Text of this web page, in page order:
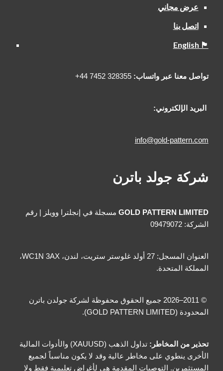
عرض مجاني
اتصل بنا
English 🏴󠁧󠁢󠁥󠁮󠁧󠁿
تواصل معنا عبر واتساب: 328355 7452 44+
البريد الإلكتروني:
info@gold-pattern.com
شركة جولد باترن
GOLD PATTERN LIMITED مسجلة في إنجلترا وويلز | رقم
الشركة: 09479072
العنوان المسجل: 27 أولد غلوستر ستريت، لندن، WC1N 3AX،
المملكة المتحدة.
© 2011–2026 جميع الحقوق محفوظة لشركة جولدن باترن
المحدودة (GOLD PATTERN LIMITED).
تحذير من المخاطر:
تداول الذهب (XAUUSD) والأدوات المالية
الأخرى ينطوي على مخاطر عالية وقد لا يكون مناسباً لجميع
المستثمرين. التوصيات المقدمة هي لأغراض تعليمية فقط ولا